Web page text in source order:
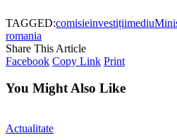
TAGGED:comisieinvestițiimediu
romania
Share This Article
Facebook Copy Link Print
You Might Also Like
Actualitate